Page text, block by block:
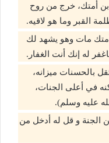
أمتك، خرج من روح
القبر وما هو لاقيه.
أمتك مات وهو يشهد لك
له إنك أنت الغفار.
بالحسنات ميزانه،
في أعلى الجنات،
عليه وسلم).
الجنة و قل له أدخل من